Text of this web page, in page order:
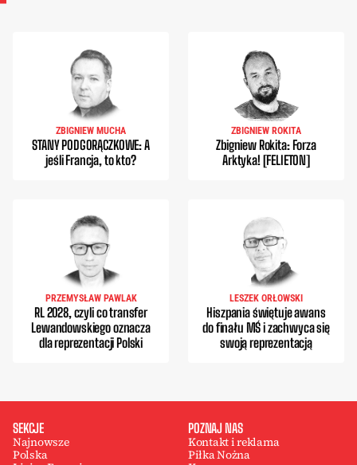
ZBIGNIEW MUCHA
STANY PODGORĄCZKOWE: A
jeśli Francja, to kto?
ZBIGNIEW ROKITA
Zbigniew Rokita: Forza
Arktyka! [FELIETON]
PRZEMYSŁAW PAWLAK
RL 2028, czyli co transfer
Lewandowskiego oznacza
dla reprezentacji Polski
LESZEK ORŁOWSKI
Hiszpania świętuje awans
do finału MŚ i zachwyca się
swoją reprezentacją
SEKCJE
Najnowsze
Polska
POZNAJ NAS
Kontakt i reklama
Piłka Nożna